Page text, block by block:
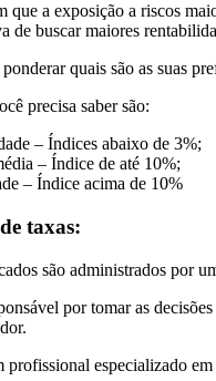
que a exposição a riscos
de buscar maiores
quais são as suas
precisa saber são:
– Índices abaixo de 3%;
– Índice de até 10%;
– Índice acima de 10%
taxas:
são administrados por
por tomar as
profissional especializado